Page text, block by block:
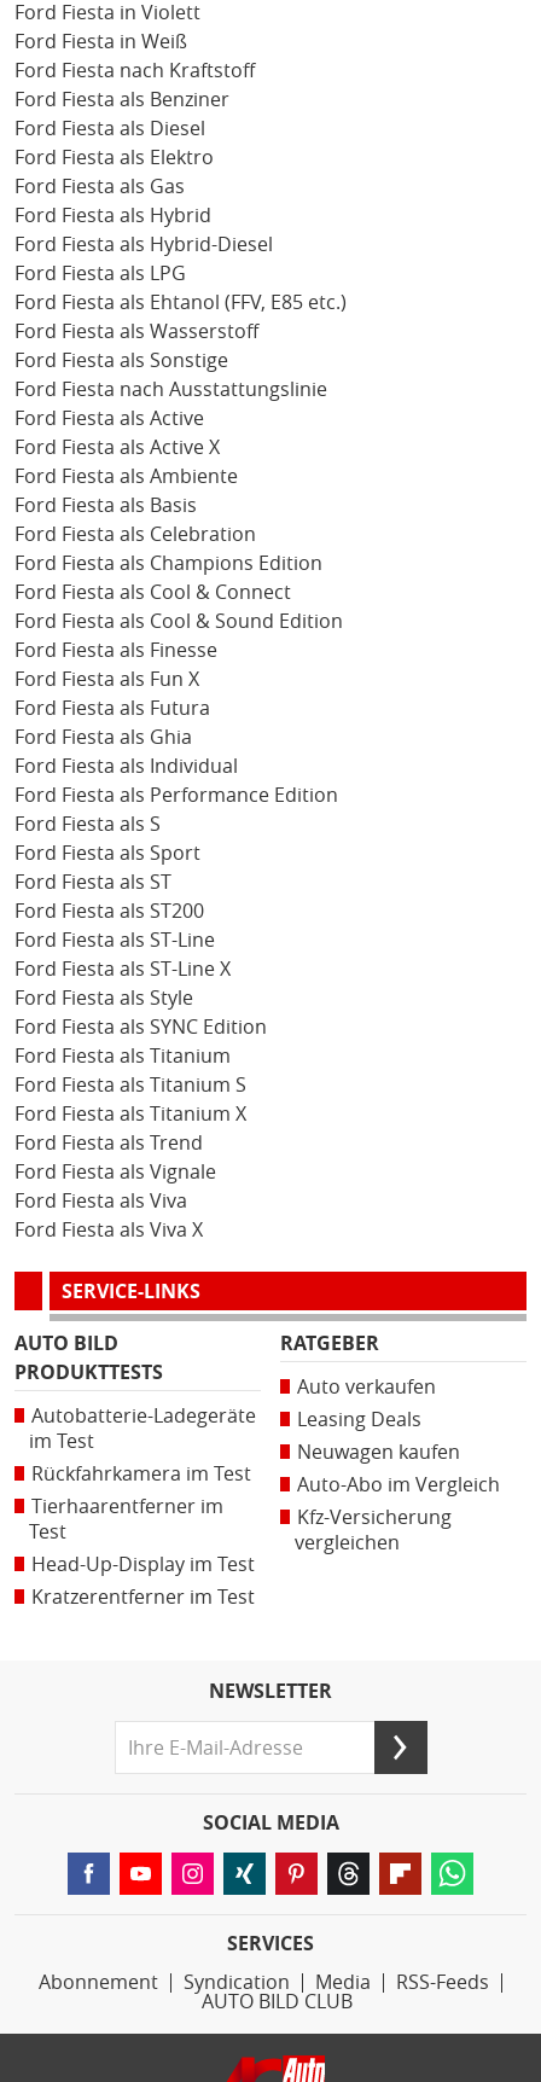
Ford Fiesta in Violett
Ford Fiesta in Weiß
Ford Fiesta nach Kraftstoff
Ford Fiesta als Benziner
Ford Fiesta als Diesel
Ford Fiesta als Elektro
Ford Fiesta als Gas
Ford Fiesta als Hybrid
Ford Fiesta als Hybrid-Diesel
Ford Fiesta als LPG
Ford Fiesta als Ehtanol (FFV, E85 etc.)
Ford Fiesta als Wasserstoff
Ford Fiesta als Sonstige
Ford Fiesta nach Ausstattungslinie
Ford Fiesta als Active
Ford Fiesta als Active X
Ford Fiesta als Ambiente
Ford Fiesta als Basis
Ford Fiesta als Celebration
Ford Fiesta als Champions Edition
Ford Fiesta als Cool & Connect
Ford Fiesta als Cool & Sound Edition
Ford Fiesta als Finesse
Ford Fiesta als Fun X
Ford Fiesta als Futura
Ford Fiesta als Ghia
Ford Fiesta als Individual
Ford Fiesta als Performance Edition
Ford Fiesta als S
Ford Fiesta als Sport
Ford Fiesta als ST
Ford Fiesta als ST200
Ford Fiesta als ST-Line
Ford Fiesta als ST-Line X
Ford Fiesta als Style
Ford Fiesta als SYNC Edition
Ford Fiesta als Titanium
Ford Fiesta als Titanium S
Ford Fiesta als Titanium X
Ford Fiesta als Trend
Ford Fiesta als Vignale
Ford Fiesta als Viva
Ford Fiesta als Viva X
SERVICE-LINKS
AUTO BILD
PRODUKTTESTS
Autobatterie-Ladegeräte
im Test
Rückfahrkamera im Test
Tierhaarentferner im
Test
Head-Up-Display im Test
Kratzerentferner im Test
RATGEBER
Auto verkaufen
Leasing Deals
Neuwagen kaufen
Auto-Abo im Vergleich
Kfz-Versicherung
vergleichen
NEWSLETTER
SOCIAL MEDIA
SERVICES
Abonnement
Syndication Media
RSS-Feeds
AUTO BILD CLUB